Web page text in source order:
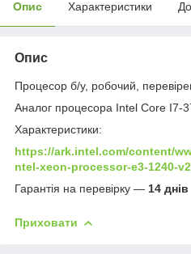
Опис Характеристики
Опис
Процесор б/у, робочий,
Аналог процесора Intel Core I7-
Характеристики:
https://ark.intel.com/content/
ntel-xeon-processor-e3-1240-
Гарантія на перевірку — 14 днів
Приховати